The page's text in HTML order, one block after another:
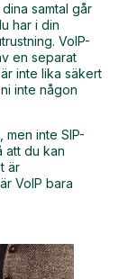
samtal går
har i din
VoIP-
en separat
inte lika säkert
inte någon
men inte SIP-
att du kan
är
VoIP bara